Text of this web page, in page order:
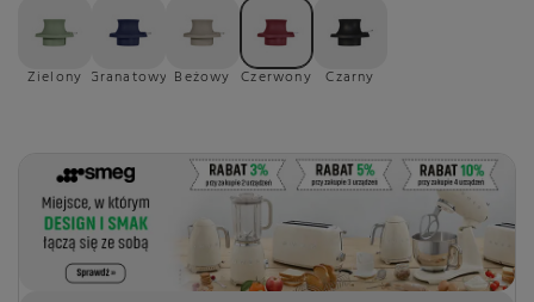
Zielony Granatowy Beżowy Czerwony Czarny